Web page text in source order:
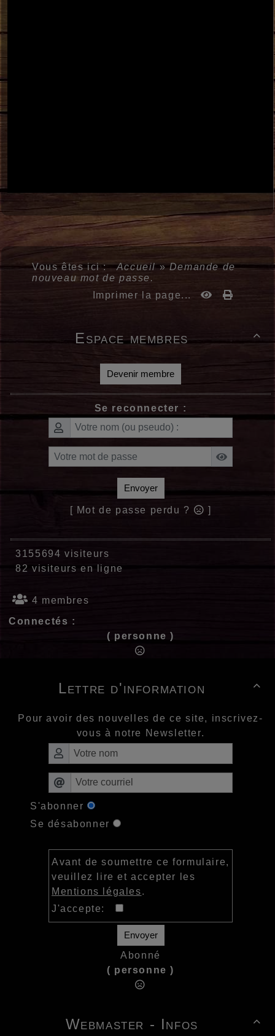
Vous êtes ici :Accueil»Demande de
nouveau mot de passe.
Imprimer la page...

Espace membres
Devenir membre
Se reconnecter :
Envoyer
[ Mot de passe perdu ? ]
3155694 visiteurs
82 visiteurs en ligne
4 membres
Connectés :
( personne )

Lettre d'information
Pour avoir des nouvelles de ce site, inscrivez-
vous à notre Newsletter.
S'abonner
Se désabonner
Avant de soumettre ce formulaire,
veuillez lire et accepter les
Mentions légales.
J'accepte:
Envoyer
Abonné
( personne )

Webmaster - Infos